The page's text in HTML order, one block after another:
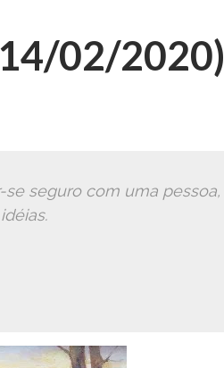
02/2020)
seguro com uma pessoa,